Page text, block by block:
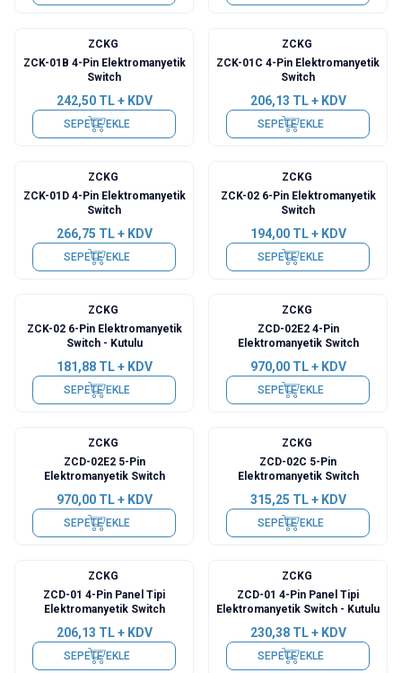
ZCKG
ZCK-01B 4-Pin Elektromanyetik
Switch
242,50TL + KDV
SEPETE EKLE
ZCKG
ZCK-01C 4-Pin Elektromanyetik
Switch
206,13 TL + KDV
SEPETE EKLE
ZCKG
ZCK-01D 4-Pin Elektromanyetik
Switch
266,75 TL + KDV
SEPETE EKLE
ZCKG
ZCK-02 6-Pin Elektromanyetik
Switch
194,00TL + KDV
SEPETE EKLE
ZCKG
ZCK-02 6-Pin Elektromanyetik
Switch - Kutulu
181,88TL + KDV
SEPETE EKLE
ZCKG
ZCD-02E2 4-Pin
Elektromanyetik Switch
970,00TL + KDV
SEPETE EKLE
ZCKG
ZCD-02E2 5-Pin
Elektromanyetik Switch
970,00TL + KDV
SEPETE EKLE
ZCKG
ZCD-02C 5-Pin
Elektromanyetik Switch
315,25 TL + KDV
SEPETE EKLE
ZCKG
ZCD-01 4-Pin Panel Tipi
Elektromanyetik Switch
206,13 TL + KDV
SEPETE EKLE
ZCKG
ZCD-01 4-Pin Panel Tipi
Elektromanyetik Switch - Kutulu
230,38TL + KDV
SEPETE EKLE